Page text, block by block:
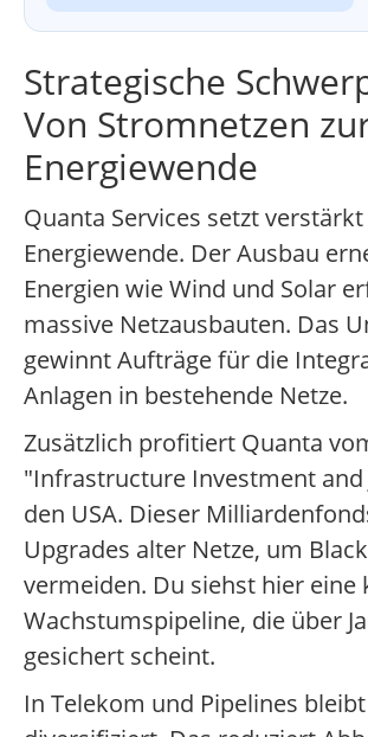
Strategische
Von Stromnetzen
Energiewende
Quanta Services setzt
Energiewende. Der Ausbau
Energien wie Wind und Solar
massive Netzausbauten. Das
gewinnt Aufträge für die
Anlagen in bestehende Netze.
Zusätzlich profitiert Quanta
"Infrastructure Investment and
den USA. Dieser
Upgrades alter Netze, um
vermeiden. Du siehst hier eine
Wachstumspipeline, die über
gesichert scheint.
In Telekom und Pipelines